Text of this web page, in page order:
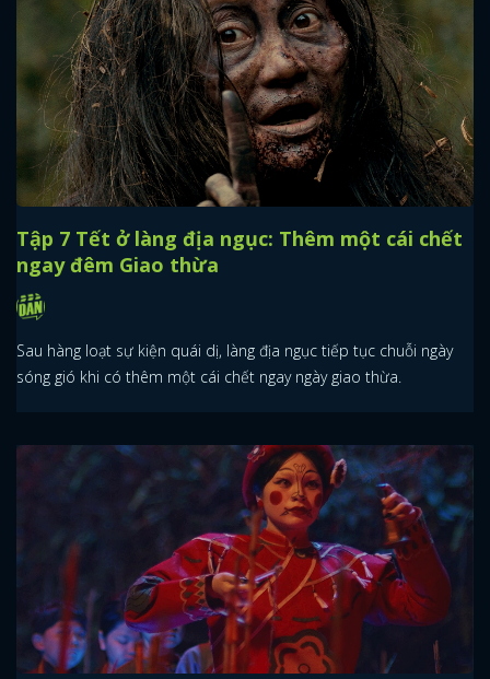
Tập 7 Tết ở làng địa ngục: Thêm một cái chết
ngay đêm Giao thừa
Sau hàng loạt sự kiện quái dị, làng địa ngục tiếp tục chuỗi ngày
sóng gió khi có thêm một cái chết ngay ngày giao thừa.